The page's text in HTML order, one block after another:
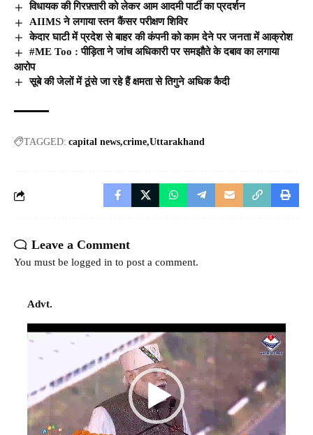
विधायक की गिरफ़्तारी को लेकर आम आदमी पार्टी का प्रदर्शन
AIIMS ने लगाया स्तन कैंसर परीक्षण शिविर
केदार घाटी में प्रदेश से बाहर की कंपनी को काम देने पर जनता में आक्रोश
#ME Too : पीड़िता ने जांच अधिकारी पर समझौते के दबाव का लगाया
आरोप
सूबे की जेलों में ठूंसे जा रहे हैं क्षमता से तिगुने अधिक कैदी
TAGGED: capital news crime Uttarakhand
Leave a Comment
You must be logged in to post a comment.
Advt.
Video